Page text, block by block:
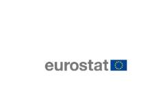
Katharien L.C. Hunt